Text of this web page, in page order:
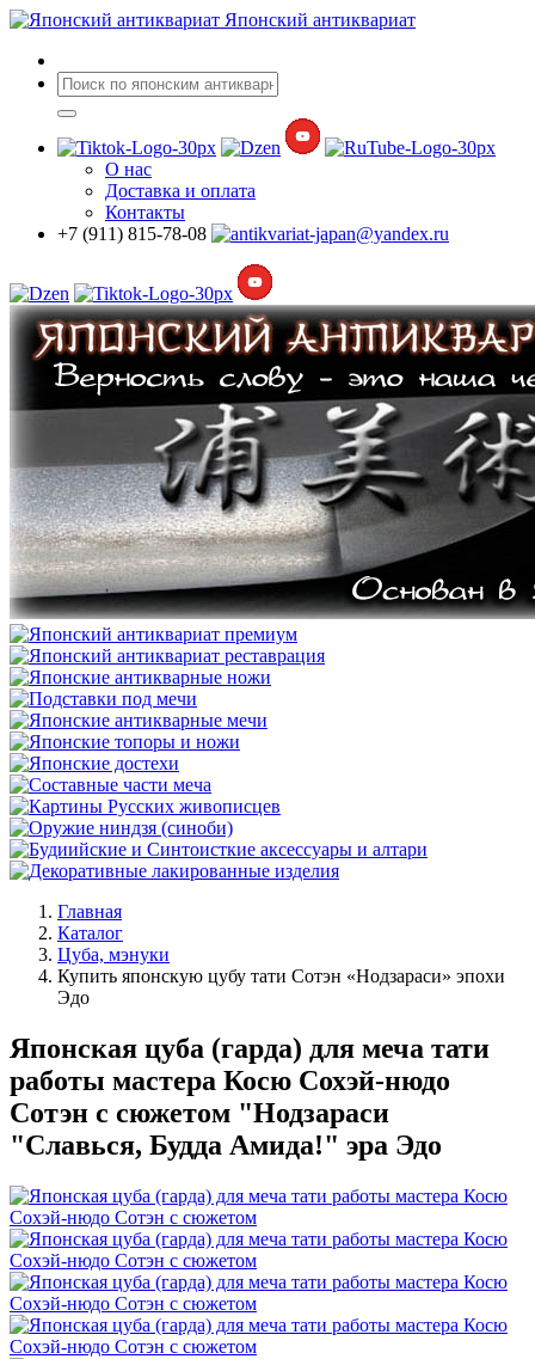
Японский антиквариат
О нас
Доставка и оплата
Контакты
+7 (911) 815-78-08
Главная
Каталог
Цуба, мэнуки
Купить японскую цубу тати Сотэн «Нодзараси» эпохи
Эдо
Японская цуба (гарда) для меча тати
работы мастера Косю Сохэй-нюдо
Сотэн с сюжетом "Нодзараси
"Славься, Будда Амида!" эра Эдо